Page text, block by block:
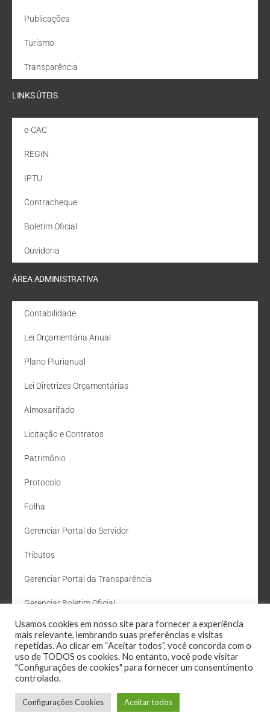
Publicações
Turismo
Transparência
LINKS ÚTEIS
e-CAC
REGIN
IPTU
Contracheque
Boletim Oficial
Ouvidoria
ÁREA ADMINISTRATIVA
Contabilidade
Lei Orçamentária Anual
Plano Plurianual
Lei Diretrizes Orçamentárias
Almoxarifado
Licitação e Contratos
Patrimônio
Protocolo
Folha
Gerenciar Portal do Servidor
Tributos
Gerenciar Portal da Transparência
Gerenciar Boletim Oficial
Departamento de Água e Esgoto
Administração Site
Webmail
Usamos cookies em nosso site para fornecer a experiência
mais relevante, lembrando suas preferências e visitas
repetidas. Ao clicar em “Aceitar todos”, você concorda com o
uso de TODOS os cookies. No entanto, você pode visitar
"Configurações de cookies" para fornecer um consentimento
controlado.
Configurações Cookies Aceitar todos